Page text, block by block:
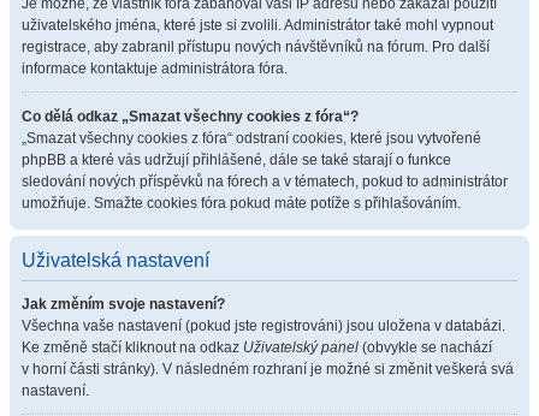
Je možné, že vlastník fóra zabanoval vaši IP adresu nebo zakázal použití
uživatelského jména, které jste si zvolili. Administrátor také mohl vypnout
registrace, aby zabranil přístupu nových návštěvníků na fórum. Pro další
informace kontaktuje administrátora fóra.
Co dělá odkaz „Smazat všechny cookies z fóra“?
„Smazat všechny cookies z fóra“ odstraní cookies, které jsou vytvořené
phpBB a které vás udržují přihlášené, dále se také starají o funkce
sledování nových příspěvků na fórech a v tématech, pokud to administrátor
umožňuje. Smažte cookies fóra pokud máte potíže s přihlašováním.
Uživatelská nastavení
Jak změním svoje nastavení?
Všechna vaše nastavení (pokud jste registrováni) jsou uložena v databázi.
Ke změně stačí kliknout na odkaz Uživatelský panel (obvykle se nachází
v horní části stránky). V následném rozhraní je možné si změnit veškerá svá
nastavení.